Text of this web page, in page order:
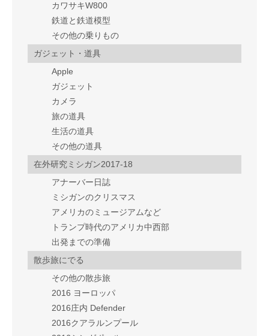
カワサキW800
鉄道と鉄道模型
その他の乗りもの
ガジェット・道具
Apple
ガジェット
カメラ
旅の道具
生活の道具
その他の道具
在外研究ミシガン2017-18
アナーバー日誌
ミシガンのクリスマス
アメリカのミュージアムなど
トランプ時代のアメリカ中西部
出発までの準備
散歩旅にでる
その他の散歩旅
2016 ヨーロッパ
2016庄内 Defender
2016クアラルンプール